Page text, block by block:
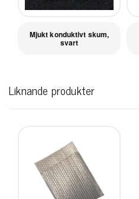
Mjukt konduktivt skum,
svart
Liknande produkter